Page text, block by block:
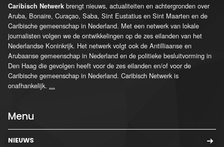
Caribisch Netwerk brengt nieuws, actualiteiten en achtergronden over
Aruba, Bonaire, Curaçao, Saba, Sint Eustatius en Sint Maarten en de
Caribische gemeenschap in Nederland. Met een netwerk van lokale
journalisten volgen we de ontwikkelingen op de zes eilanden van het
Nederlandse Koninkrijk. Het netwerk volgt ook de Antilliaanse en
Arubaanse gemeenschap in Nederland en de politieke besluitvorming in
Den Haag die gevolgen heeft voor de zes eilanden en/of voor de
Caribische gemeenschap in Nederland. Caribisch Netwerk is
onafhankelijk. ...
Menu
NIEUWS